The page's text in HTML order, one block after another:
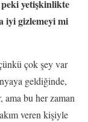
yetişkinlikte
iyi gizlemeyi mi
çok şey var
geldiğinde,
ama bu her zaman
veren kişiyle